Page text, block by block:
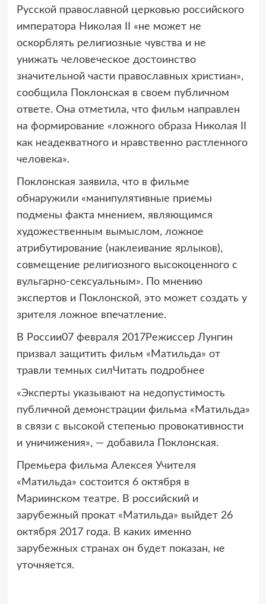
Русской православной церковью российского
императора Николая II «не может не
оскорблять религиозные чувства и не
унижать человеческое достоинство
значительной части православных христиан»,
сообщила Поклонская в своем публичном
ответе. Она отметила, что фильм направлен
на формирование «ложного образа Николая II
как неадекватного и нравственно растленного
человека».
Поклонская заявила, что в фильме
обнаружили «манипулятивные приемы
подмены факта мнением, являющимся
художественным вымыслом, ложное
атрибутирование (наклеивание ярлыков),
совмещение религиозного высокоценного с
вульгарно-сексуальным». По мнению
экспертов и Поклонской, это может создать у
зрителя ложное впечатление.
В России07 февраля 2017Режиссер Лунгин
призвал защитить фильм «Матильда» от
травли темных силЧитать подробнее
«Эксперты указывают на недопустимость
публичной демонстрации фильма «Матильда»
в связи с высокой степенью провокативности
и уничижения», — добавила Поклонская.
Премьера фильма Алексея Учителя
«Матильда» состоится 6 октября в
Мариинском театре. В российский и
зарубежный прокат «Матильда» выйдет 26
октября 2017 года. В каких именно
зарубежных странах он будет показан, не
уточняется.